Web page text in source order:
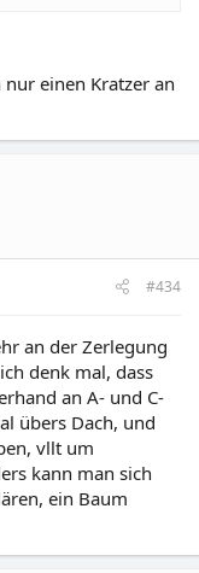
einen Kratzer an
#434
an der Zerlegung
denk mal, dass
an A- und C-
übers Dach, und
vllt um
kann man sich
ein Baum